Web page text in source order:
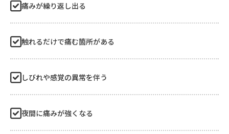
痛みが繰り返し出る
触れるだけで痛む箇所がある
しびれや感覚の異常を伴う
夜間に痛みが強くなる